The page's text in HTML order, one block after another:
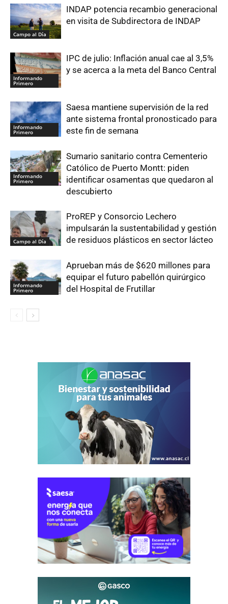
Campo al Día
INDAP potencia recambio generacional
en visita de Subdirectora de INDAP
Informando
Primero
IPC de julio: Inflación anual cae al 3,5%
y se acerca a la meta del Banco Central
Informando
Primero
Saesa mantiene supervisión de la red
ante sistema frontal pronosticado para
este fin de semana
Informando
Primero
Sumario sanitario contra Cementerio
Católico de Puerto Montt: piden
identificar osamentas que quedaron al
descubierto
Campo al Día
ProREP y Consorcio Lechero
impulsarán la sustentabilidad y gestión
de residuos plásticos en sector lácteo
Informando
Primero
Aprueban más de $620 millones para
equipar el futuro pabellón quirúrgico
del Hospital de Frutillar